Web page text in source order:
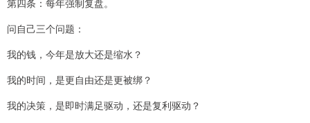
第四条：每年强制复盘。
问自己三个问题：
我的钱，今年是放大还是缩水？
我的时间，是更自由还是更被绑？
我的决策，是即时满足驱动，还是复利驱动？